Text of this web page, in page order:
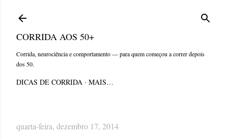
CORRIDA AOS 50+
Corrida, neurociência e comportamento — para quem começou a correr depois
dos 50.
DICAS DE CORRIDA MAIS…
quarta-feira, dezembro 17, 2014